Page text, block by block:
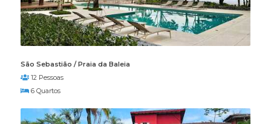
São Sebastião / Praia da Baleia
12 Pessoas
6 Quartos